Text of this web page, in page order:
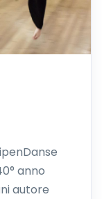
anno
autore